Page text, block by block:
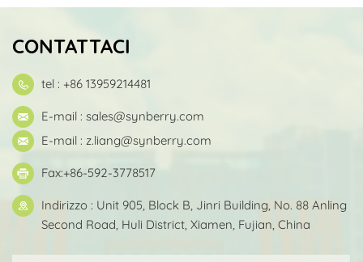
CONTATTACI
tel : +86 13959214481
E-mail : sales@synberry.com
E-mail : z.liang@synberry.com
Fax:+86-592-3778517
Indirizzo : Unit 905, Block B, Jinri Building, No. 88 Anling
Second Road, Huli District, Xiamen, Fujian, China